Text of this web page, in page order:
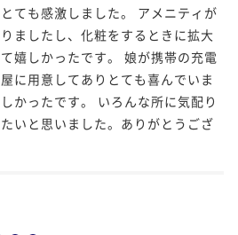
ても感激しました。 アメニティが
ましたし、化粧をするときに拡大
嬉しかったです。 娘が携帯の充電
に用意してありとても喜んでいま
かったです。 いろんな所に気配り
いと思いました。ありがとうござ